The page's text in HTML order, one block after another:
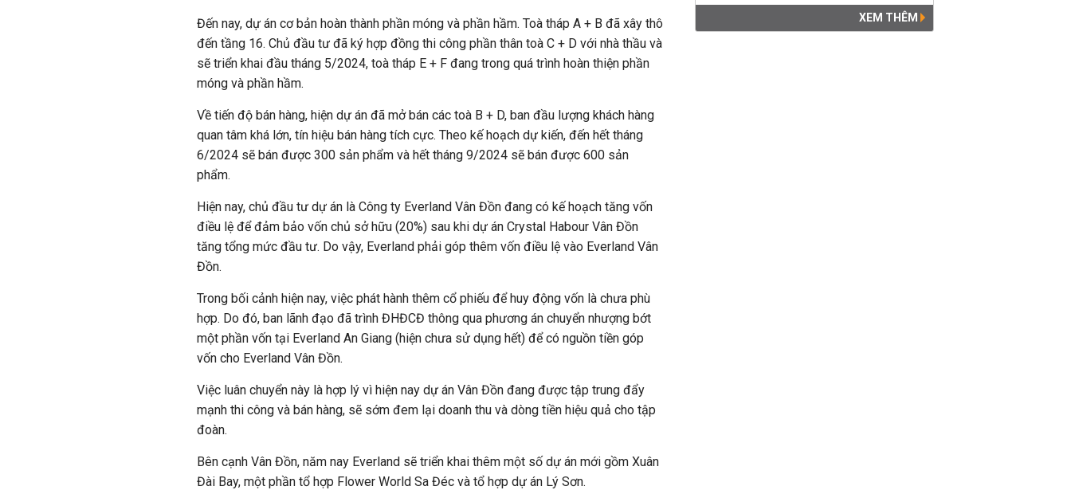
Đến nay, dự án cơ bản hoàn thành phần móng và phần hầm. Toà tháp A + B đã xây thô
đến tầng 16. Chủ đầu tư đã ký hợp đồng thi công phần thân toà C + D với nhà thầu và
sẽ triển khai đầu tháng 5/2024, toà tháp E + F đang trong quá trình hoàn thiện phần
móng và phần hầm.
Về tiến độ bán hàng, hiện dự án đã mở bán các toà B + D, ban đầu lượng khách hàng
quan tâm khá lớn, tín hiệu bán hàng tích cực. Theo kế hoạch dự kiến, đến hết tháng
6/2024 sẽ bán được 300 sản phẩm và hết tháng 9/2024 sẽ bán được 600 sản
phẩm.
Hiện nay, chủ đầu tư dự án là Công ty Everland Vân Đồn đang có kế hoạch tăng vốn
điều lệ để đảm bảo vốn chủ sở hữu (20%) sau khi dự án Crystal Habour Vân Đồn
tăng tổng mức đầu tư. Do vậy, Everland phải góp thêm vốn điều lệ vào Everland Vân
Đồn.
Trong bối cảnh hiện nay, việc phát hành thêm cổ phiếu để huy động vốn là chưa phù
hợp. Do đó, ban lãnh đạo đã trình ĐHĐCĐ thông qua phương án chuyển nhượng bớt
một phần vốn tại Everland An Giang (hiện chưa sử dụng hết) để có nguồn tiền góp
vốn cho Everland Vân Đồn.
Việc luân chuyển này là hợp lý vì hiện nay dự án Vân Đồn đang được tập trung đẩy
mạnh thi công và bán hàng, sẽ sớm đem lại doanh thu và dòng tiền hiệu quả cho tập
đoàn.
Bên cạnh Vân Đồn, năm nay Everland sẽ triển khai thêm một số dự án mới gồm Xuân
Đài Bay, một phần tổ hợp Flower World Sa Đéc và tổ hợp dự án Lý Sơn.
XEM THÊM